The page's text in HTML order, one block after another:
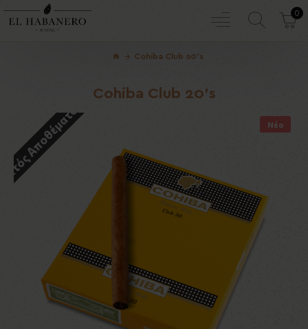
0
Cohiba Club 20's
Cohiba Club 20's
Νέο
Αποθέματος